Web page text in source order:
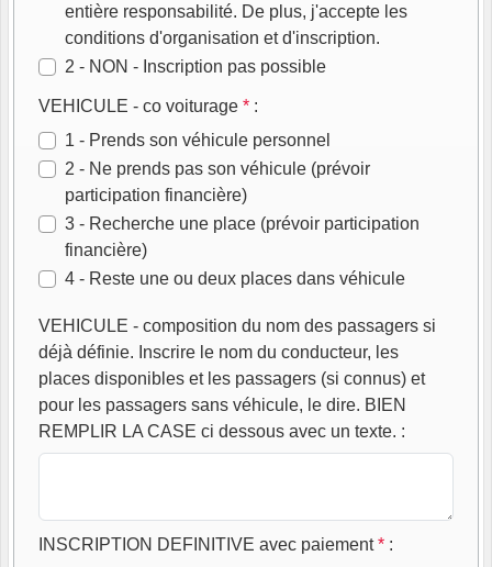
entière responsabilité. De plus, j'accepte les
conditions d'organisation et d'inscription.
2 - NON - Inscription pas possible
VEHICULE - co voiturage * :
1 - Prends son véhicule personnel
2 - Ne prends pas son véhicule (prévoir
participation financière)
3 - Recherche une place (prévoir participation
financière)
4 - Reste une ou deux places dans véhicule
VEHICULE - composition du nom des passagers si
déjà définie. Inscrire le nom du conducteur, les
places disponibles et les passagers (si connus) et
pour les passagers sans véhicule, le dire. BIEN
REMPLIR LA CASE ci dessous avec un texte. :
INSCRIPTION DEFINITIVE avec paiement* :